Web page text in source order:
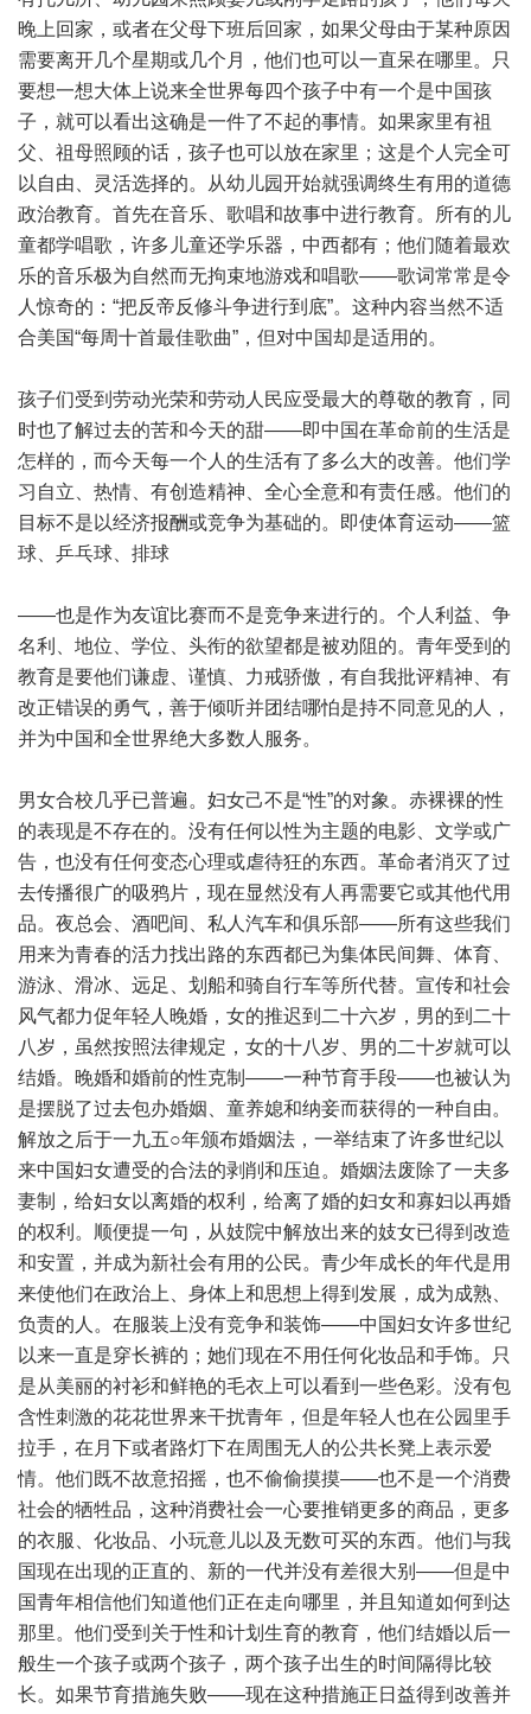
晚上回家，或者在父母下班后回家，如果父母由于某种原因
需要离开几个星期或几个月，他们也可以一直呆在哪里。只
要想一想大体上说来全世界每四个孩子中有一个是中国孩
子，就可以看出这确是一件了不起的事情。如果家里有祖
父、祖母照顾的话，孩子也可以放在家里；这是个人完全可
以自由、灵活选择的。从幼儿园开始就强调终生有用的道德
政治教育。首先在音乐、歌唱和故事中进行教育。所有的儿
童都学唱歌，许多儿童还学乐器，中西都有；他们随着最欢
乐的音乐极为自然而无拘束地游戏和唱歌——歌词常常是令
人惊奇的：“把反帝反修斗争进行到底”。这种内容当然不适
合美国“每周十首最佳歌曲”，但对中国却是适用的。
孩子们受到劳动光荣和劳动人民应受最大的尊敬的教育，同
时也了解过去的苦和今天的甜——即中国在革命前的生活是
怎样的，而今天每一个人的生活有了多么大的改善。他们学
习自立、热情、有创造精神、全心全意和有责任感。他们的
目标不是以经济报酬或竞争为基础的。即使体育运动——篮
球、乒乓球、排球
——也是作为友谊比赛而不是竞争来进行的。个人利益、争
名利、地位、学位、头衔的欲望都是被劝阻的。青年受到的
教育是要他们谦虚、谨慎、力戒骄傲，有自我批评精神、有
改正错误的勇气，善于倾听并团结哪怕是持不同意见的人，
并为中国和全世界绝大多数人服务。
男女合校几乎已普遍。妇女己不是“性”的对象。赤裸裸的性
的表现是不存在的。没有任何以性为主题的电影、文学或广
告，也没有任何变态心理或虐待狂的东西。革命者消灭了过
去传播很广的吸鸦片，现在显然没有人再需要它或其他代用
品。夜总会、酒吧间、私人汽车和俱乐部——所有这些我们
用来为青春的活力找出路的东西都已为集体民间舞、体育、
游泳、滑冰、远足、划船和骑自行车等所代替。宣传和社会
风气都力促年轻人晚婚，女的推迟到二十六岁，男的到二十
八岁，虽然按照法律规定，女的十八岁、男的二十岁就可以
结婚。晚婚和婚前的性克制——一种节育手段——也被认为
是摆脱了过去包办婚姻、童养媳和纳妾而获得的一种自由。
解放之后于一九五○年颁布婚姻法，一举结束了许多世纪以
来中国妇女遭受的合法的剥削和压迫。婚姻法废除了一夫多
妻制，给妇女以离婚的权利，给离了婚的妇女和寡妇以再婚
的权利。顺便提一句，从妓院中解放出来的妓女已得到改造
和安置，并成为新社会有用的公民。青少年成长的年代是用
来使他们在政治上、身体上和思想上得到发展，成为成熟、
负责的人。在服装上没有竞争和装饰——中国妇女许多世纪
以来一直是穿长裤的；她们现在不用任何化妆品和手饰。只
是从美丽的衬衫和鲜艳的毛衣上可以看到一些色彩。没有包
含性刺激的花花世界来干扰青年，但是年轻人也在公园里手
拉手，在月下或者路灯下在周围无人的公共长凳上表示爱
情。他们既不故意招摇，也不偷偷摸摸——也不是一个消费
社会的牺牲品，这种消费社会一心要推销更多的商品，更多
的衣服、化妆品、小玩意儿以及无数可买的东西。他们与我
国现在出现的正直的、新的一代并没有差很大别——但是中
国青年相信他们知道他们正在走向哪里，并且知道如何到达
那里。他们受到关于性和计划生育的教育，他们结婚以后一
般生一个孩子或两个孩子，两个孩子出生的时间隔得比较
长。如果节育措施失败——现在这种措施正日益得到改善并